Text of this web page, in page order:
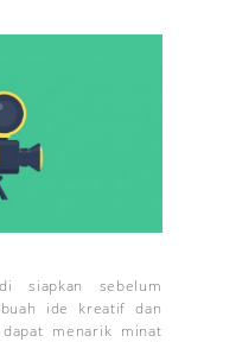
siapkan sebelum
ide kreatif dan
menarik minat